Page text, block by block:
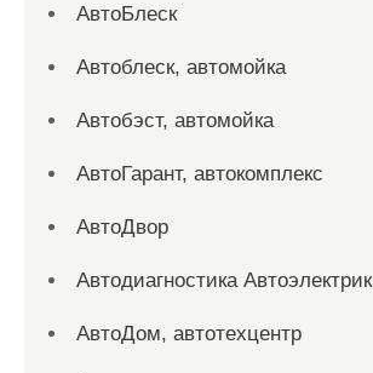
АвтоБлеск
Автоблеск, автомойка
Автобэст, автомойка
АвтоГарант, автокомплекс
АвтоДвор
Автодиагностика Автоэлектрик
АвтоДом, автотехцентр